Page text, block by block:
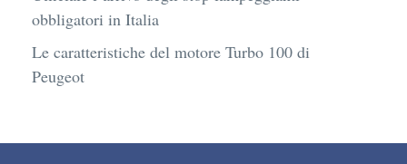
obbligatori in Italia
Le caratteristiche del motore Turbo 100 di
Peugeot